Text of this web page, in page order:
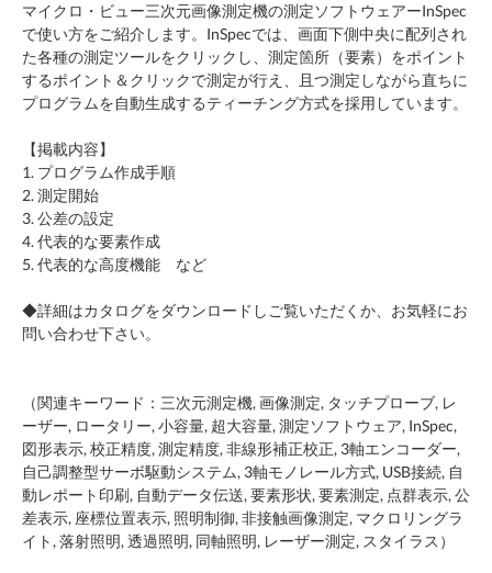
マイクロ・ビュー三次元画像測定機の測定ソフトウェアーInSpec
で使い方をご紹介します。InSpecでは、画面下側中央に配列され
た各種の測定ツールをクリックし、測定箇所（要素）をポイント
するポイント＆クリックで測定が⾏え、且つ測定しながら直ちに
プログラムを自動生成するティーチング方式を採用しています。
【掲載内容】
1. プログラム作成手順
2. 測定開始
3. 公差の設定
4. 代表的な要素作成
5. 代表的な高度機能 など
◆詳細はカタログをダウンロードしご覧いただくか、お気軽にお
問い合わせ下さい。
（関連キーワード：三次元測定機, 画像測定, タッチプローブ, レ
ーザー, ロータリー, 小容量, 超大容量, 測定ソフトウェア, InSpec,
図形表示, 校正精度, 測定精度, 非線形補正校正, 3軸エンコーダー,
自己調整型サーボ駆動システム, 3軸モノレール方式, USB接続, 自
動レポート印刷, 自動データ伝送, 要素形状, 要素測定, 点群表示, 公
差表示, 座標位置表示, 照明制御, 非接触画像測定, マクロリングラ
イト, 落射照明, 透過照明, 同軸照明, レーザー測定, スタイラス）